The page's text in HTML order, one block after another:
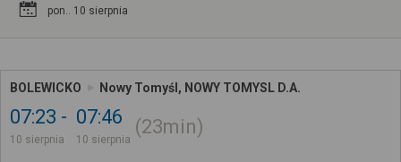
pon.. 10 sierpnia
BOLEWICKO Nowy Tomyśl, NOWY TOMYSL D.A.
07:23
10 sierpnia
07:46
10 sierpnia
23min